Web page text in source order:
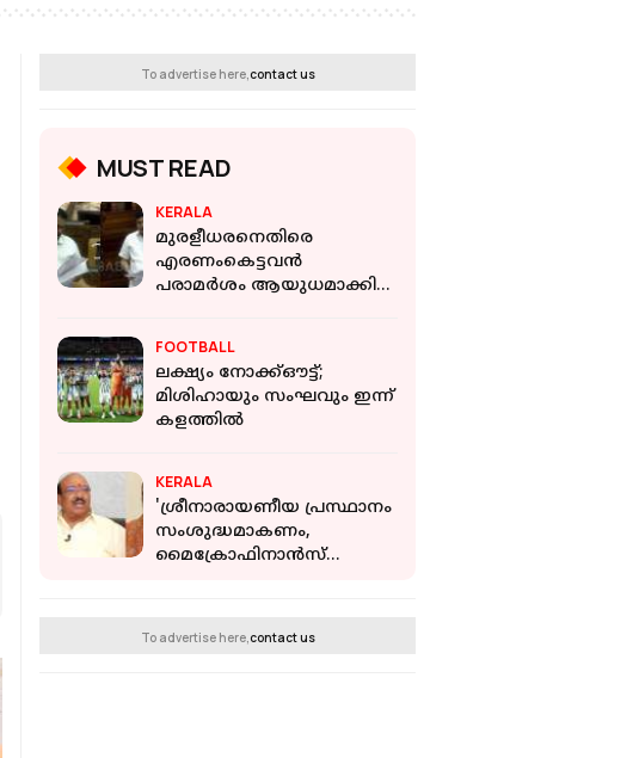
To advertise here, contact us
MUST READ
KERALA
മുരളീധരനെതിരെ
എരണംകെട്ടവൻ
പരാമർശം ആയുധമാക്കി
നിപയേക്കാൾ ഭയക്കണം'
FOOTBALL
ലക്ഷ്യം നോക്ക്ഔട്ട്;
മിശിഹായും സംഘവും ഇന്ന്
കളത്തിൽ
KERALA
'ശ്രീനാരായണീയ പ്രസ്ഥാനം
സംശുദ്ധമാകണം,
മൈക്രോഫിനാൻസ്
To advertise here, contact us